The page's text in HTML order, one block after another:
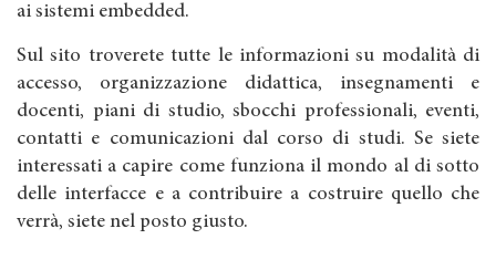
ai sistemi embedded.
Sul sito troverete tutte le informazioni su modalità di
accesso, organizzazione didattica, insegnamenti e
docenti, piani di studio, sbocchi professionali, eventi,
contatti e comunicazioni dal corso di studi. Se siete
interessati a capire come funziona il mondo al di sotto
delle interfacce e a contribuire a costruire quello che
verrà, siete nel posto giusto.